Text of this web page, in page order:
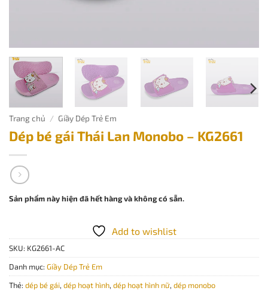
Trang chủ / Giầy Dép Trẻ Em
Dép bé gái Thái Lan Monobo – KG2661
Sản phẩm này hiện đã hết hàng và không có sẵn.
Add to wishlist
SKU: KG2661-AC
Danh mục: Giầy Dép Trẻ Em
Thẻ: dép bé gái, dép hoạt hình, dép hoạt hình nữ, dép monobo